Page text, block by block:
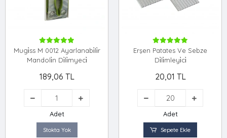
Mugi̇ss M 0012 Ayarlanabi̇li̇r
Mandoli̇n Di̇li̇myeci̇
189,06 TL
Adet
Stokta Yok
Erşen Patates Ve Sebze
Di̇li̇mleyi̇ci̇
20,01 TL
Adet
Sepete Ekle